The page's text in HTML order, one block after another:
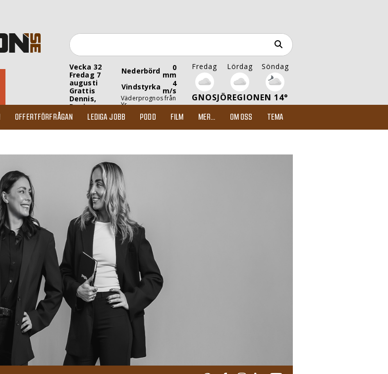
Vecka 32
Fredag 7
augusti
Grattis
Dennis,
Denise
Nederbörd 0
mm
Vindstyrka
4
m/s
Väderprognos från
Yr
Fredag Lördag Söndag
GNOSJÖREGIONEN 14°
OFFERTFÖRFRÅGAN LEDIGA JOBB PODD FILM MER... OM OSS TEMA